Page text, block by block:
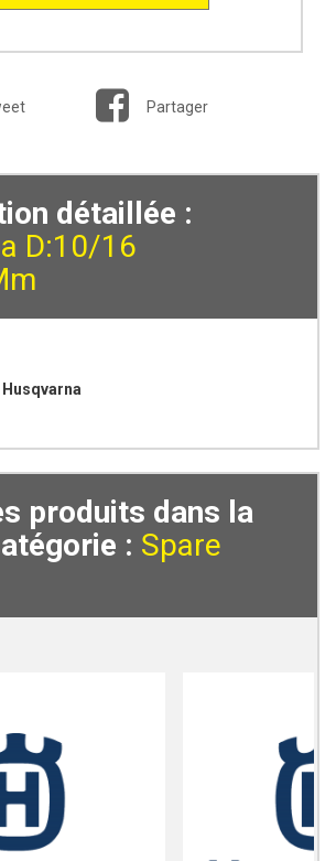
Partager
détaillée :
D:10/16
produits dans la
: Spare